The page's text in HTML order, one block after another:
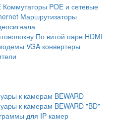
Коммутаторы POE и сетевые
Маршрутизаторы
По витой паре HDMI
VGA конвертеры
к камерам BEWARD
к камерам BEWARD "BD"-
для IP камер